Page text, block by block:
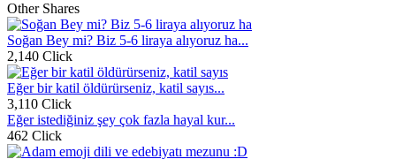
Other Shares
Soğan Bey mi? Biz 5-6 liraya alıyoruz ha...
2,140 Click
Eğer bir katil öldürürseniz, katil sayıs...
3,110 Click
Eğer istediğiniz şey çok fazla hayal kur...
462 Click